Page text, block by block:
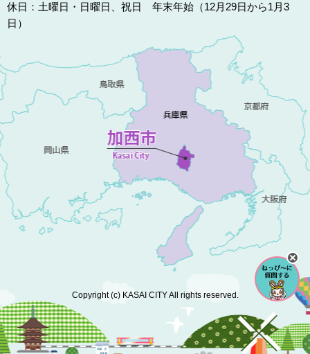
休日：土曜日・日曜日、祝日 年末年始（12月29日から1月3
日）
Copyright (c) KASAI CITY All rights reserved.